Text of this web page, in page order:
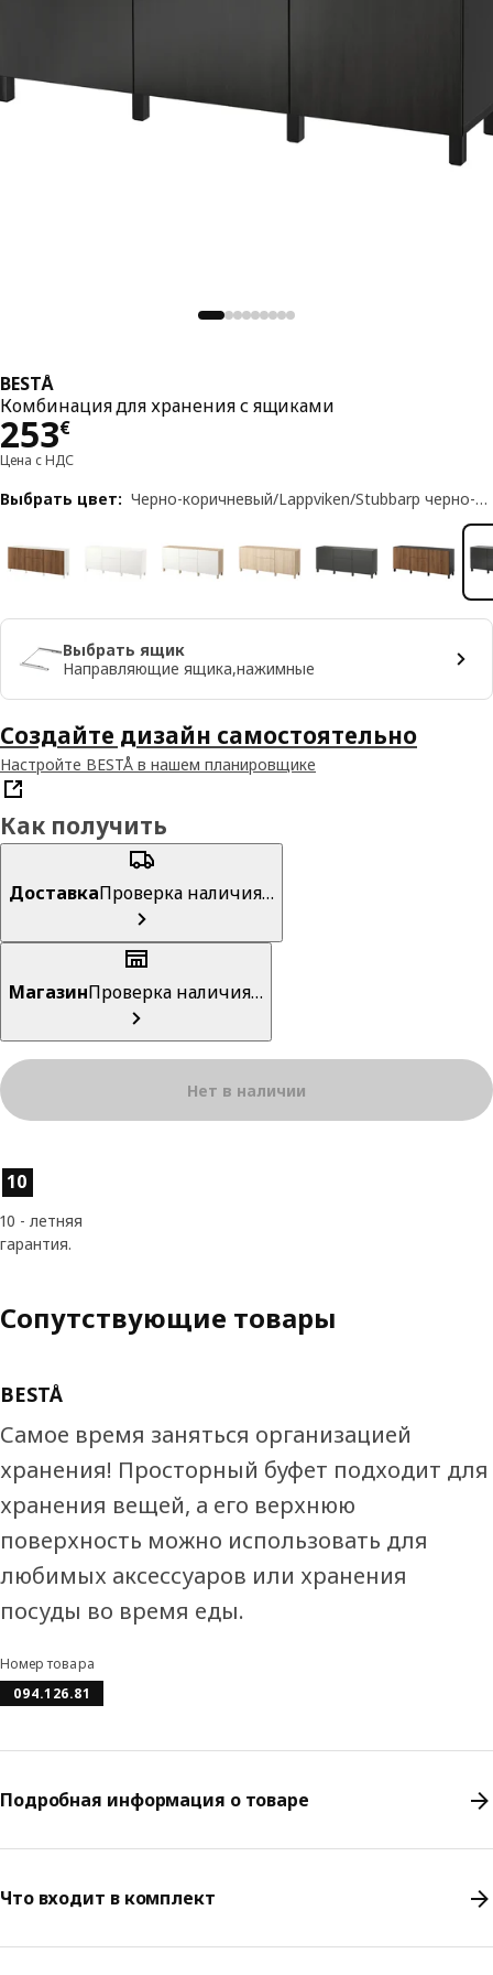
BESTÅ
Комбинация для хранения с ящиками
253€
Цена 253€
Цена с НДС
Выбрать цвет: Черно-коричневый/Lappviken/Stubbarp черно-коричневый
Выбрать ящик
Направляющие ящика,нажимные
Создайте дизайн самостоятельно
Настройте BESTÅ в нашем планировщике
Как получить
ДоставкаПроверка наличия…
МагазинПроверка наличия…
Нет в наличии
Характеристики товара
10
10 - летняя
гарантия.
Сопутствующие товары
BESTÅ
Самое время заняться организацией
хранения! Просторный буфет подходит для
хранения вещей, а его верхнюю
поверхность можно использовать для
любимых аксессуаров или хранения
посуды во время еды.
Номер товара
094.126.81
Подробная информация о товаре
Что входит в комплект